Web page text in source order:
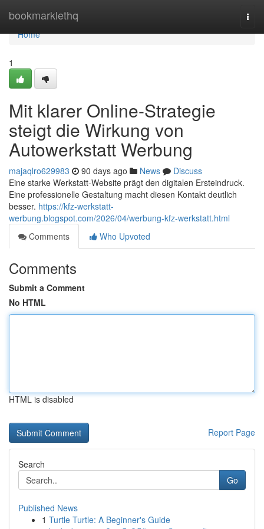
bookmarklethq
Home
Home
1
Mit klarer Online-Strategie
steigt die Wirkung von
Autowerkstatt Werbung
majaqlro629983 90 days ago News
Discuss
Eine starke Werkstatt-Website prägt den digitalen Ersteindruck.
Eine professionelle Gestaltung macht diesen Kontakt deutlich
besser. https://kfz-werkstatt-
werbung.blogspot.com/2026/04/werbung-kfz-werkstatt.html
Comments
Who Upvoted
Comments
Submit a Comment
No HTML
HTML is disabled
Report Page
Search
Go
Published News
1 Turtle Turtle: A Beginner's Guide